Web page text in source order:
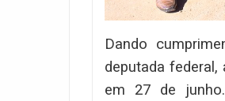
Dando
deputada
em 27 de